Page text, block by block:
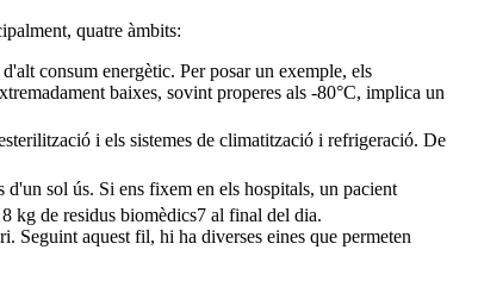
quatre àmbits:
consum energètic. Per posar un exemple, els
baixes, sovint properes als -80°C, implica un
i els sistemes de climatització i refrigeració. De
sol ús. Si ens fixem en els hospitals, un pacient
kg de residus biomèdics7 al final del dia.
Seguint aquest fil, hi ha diverses eines que permeten